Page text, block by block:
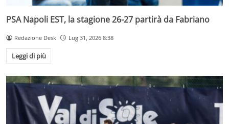
PSA Napoli EST, la stagione 26-27 partirà da Fabriano
Redazione Desk Lug 31, 2026 8:38
Leggi di più